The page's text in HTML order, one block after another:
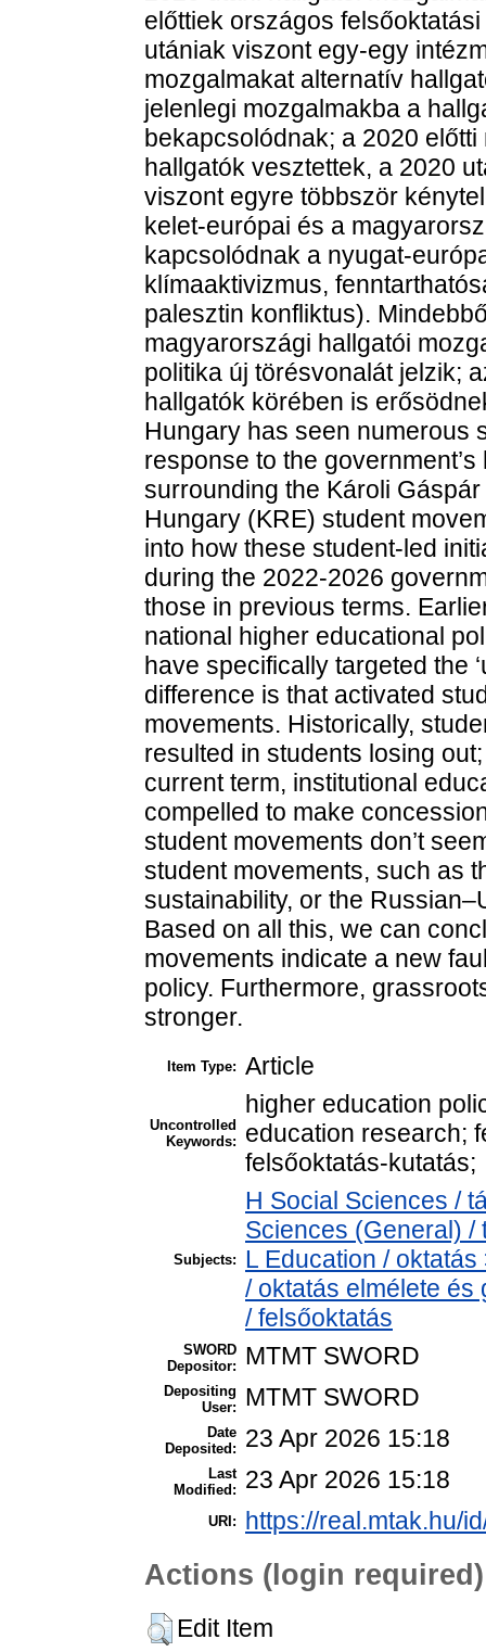
előttiek országos
utániak viszont egy-egy
mozgalmakat alternatív
jelenlegi mozgalmakba a
bekapcsolódnak; a 2020
hallgatók vesztettek, a 2020
viszont egyre többször
kelet-európai és a
kapcsolódnak a nyugat-
klímaaktivizmus,
palesztin konfliktus).
magyarországi hallgatói
politika új törésvonalát jelzik;
hallgatók körében is
Hungary has seen numerous
response to the
surrounding the Károli
Hungary (KRE) student
into how these student-led
during the 2022-2026
those in previous terms.
national higher educational
have specifically targeted the
difference is that activated
movements. Historically,
resulted in students losing
current term, institutional
compelled to make
student movements don’t
student movements, such as
sustainability, or the
Based on all this, we can
movements indicate a new
policy. Furthermore,
stronger.
Item Type: Article
Uncontrolled
Keywords:
higher education
education research;
felsőoktatás-kutatás;
Subjects:
H Social Sciences /
Sciences (General) /
L Education /
/ oktatás elmélete és
/ felsőoktatás
SWORD
Depositor:
MTMT SWORD
Depositing
User:
MTMT SWORD
Date
Deposited:
23 Apr 2026 15:18
Last
Modified:
23 Apr 2026 15:18
URI: https://real.mtak.hu/
Actions (login required)
Edit Item